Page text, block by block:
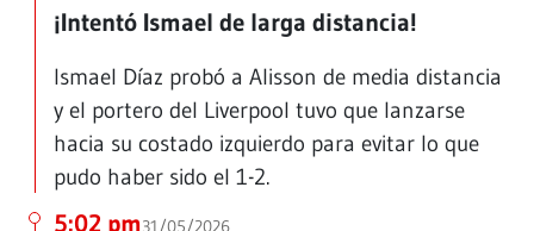
¡Intentó Ismael de larga distancia!
Ismael Díaz probó a Alisson de media distancia
y el portero del Liverpool tuvo que lanzarse
hacia su costado izquierdo para evitar lo que
pudo haber sido el 1-2.
5:02 pm31/05/2026